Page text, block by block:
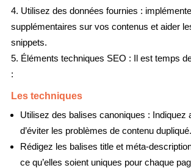
Utilisez des données fournies :
supplémentaires sur vos contenus et aider
snippets.
Éléments techniques SEO : Il est temps
:
Les techniques
Utilisez des balises canoniques :
d’éviter les problèmes de contenu dupliqué.
Rédigez les balises title et méta-
ce qu’elles soient uniques pour chaque